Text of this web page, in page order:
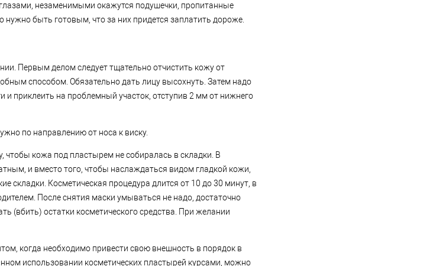
незаменимыми окажутся подушечки, пропитанные
быть готовым, что за них придется заплатить дороже.
Первым делом следует тщательно отчистить кожу от
способом. Обязательно дать лицу высохнуть. Затем надо
и приклеить на проблемный участок, отступив 2 мм от нижнего
по направлению от носа к виску.
чтобы кожа под пластырем не собиралась в складки. В
и вместо того, чтобы наслаждаться видом гладкой кожи,
складки. Косметическая процедура длится от 10 до 30 минут, в
После снятия маски умываться не надо, достаточно
остатки косметического средства. При желании
когда необходимо привести свою внешность в порядок в
использовании косметических пластырей курсами, можно